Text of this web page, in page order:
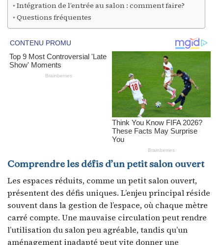
Intégration de l’entrée au salon : comment faire?
Questions fréquentes
Comprendre les défis d’un petit salon ouvert
Les espaces réduits, comme un petit salon ouvert,
présentent des défis uniques. L’enjeu principal réside
souvent dans la gestion de l’espace, où chaque mètre
carré compte. Une mauvaise circulation peut rendre
l’utilisation du salon peu agréable, tandis qu’un
aménagement inadapté peut vite donner une